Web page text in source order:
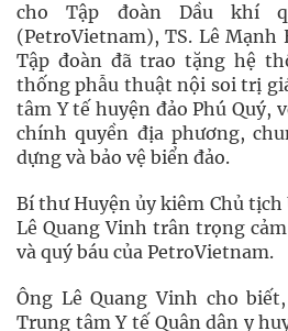
cho Tập đoàn Dầu khí
(PetroVietnam), TS. Lê Mạnh
Tập đoàn đã trao tặng hệ
thống phẫu thuật nội soi trị
tâm Y tế huyện đảo Phú Quý,
chính quyền địa phương,
dựng và bảo vệ biển đảo.
Bí thư Huyện ủy kiêm Chủ tịch
Lê Quang Vinh trân trọng
và quý báu của PetroVietnam.
Ông Lê Quang Vinh cho
Trung tâm Y tế Quân dân y